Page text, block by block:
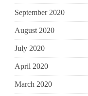
September 2020
August 2020
July 2020
April 2020
March 2020